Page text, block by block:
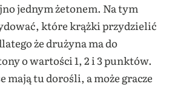
jednym żetonem. Na tym
które krążki przydzielić
że drużyna ma do
o wartości 1, 2 i 3 punktów.
mają tu dorośli, a może gracze